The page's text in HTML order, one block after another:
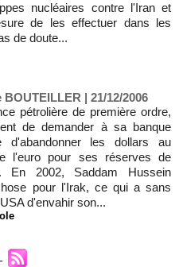
nucléaires contre l'Iran et
de les effectuer dans les
de doute...
BOUTEILLER | 21/12/2006
pétrolière de première ordre,
de demander à sa banque
d'abandonner les dollars au
l'euro pour ses réserves de
En 2002, Saddam Hussein
pour l'Irak, ce qui a sans
d'envahir son...